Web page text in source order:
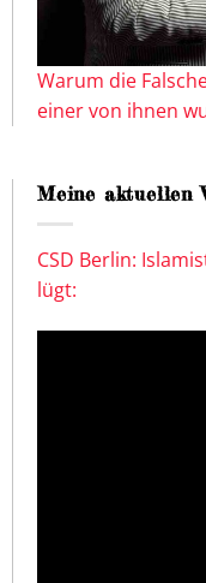
Warum die
einer von ihnen
Meine aktuellen
CSD Berlin:
lügt: